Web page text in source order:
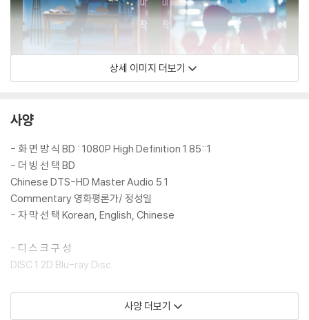
상세 이미지 더보기
사양
- 화 면 방 식 BD : 1080P High Definition 1.85::1
- 더 빙 선 택 BD
Chinese DTS-HD Master Audio 5.1
Commentary 영화평론가/ 정성일
- 자 막 선 택 Korean, English, Chinese
- 디 스 크 구 성
DISC 1 2D Blu-ray Disc
● 영화 시작
사양 더보기